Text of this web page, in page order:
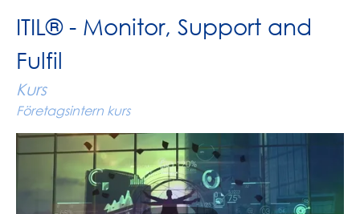
ITIL® - Monitor, Support and
Fulfil
Kurs
Företagsintern kurs